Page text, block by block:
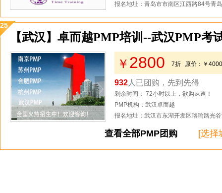
报名地址：青岛市市南区江西路84号青
25
【武汉】卓而越PMP培训--武汉PMP考
￥ 2800 7折 原价： ￥4000
932 人已团购，先到先得
剩余时间： 72小时以上，欲购从速！
PMP机构：武汉卓而越
报名地址：武汉市东湖开发区珞瑜路光
查看全部PMP团购 [选